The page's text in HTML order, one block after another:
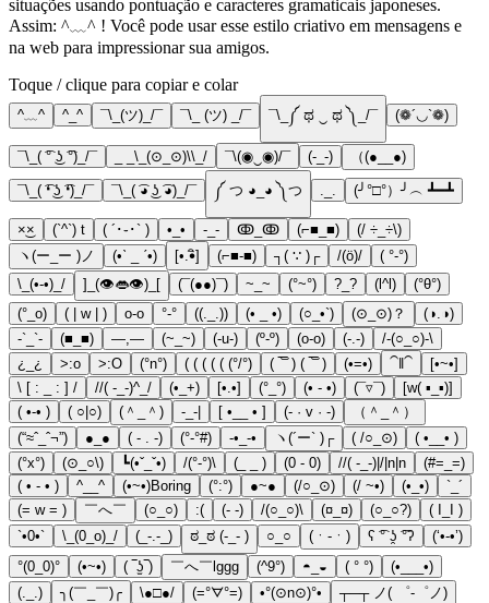
situações usando pontuação e caracteres gramaticais japoneses.
Assim: ^﹏^ ! Você pode usar esse estilo criativo em mensagens e
na web para impressionar sua amigos.
Toque / clique para copiar e colar
^﹏^ ^_^ ¯\_(ツ)_/¯ ¯\_ (ツ) _/¯ ¯\_༼ ಥ ‿ ಥ ༽_/¯ (❁´◡`❁)
¯\_( ͡° ͜ʖ ͡°)_/¯ _ _\_(⊙_⊙)\\_/ ¯\(◉‿◉)/¯ (-_-) （(●__●)
¯\_( ͡❛ ͜ʖ ͡❛)_/¯ ¯\_( ͡◕ ͜ʖ ͡◕)_/¯ ༼ つ ◕_◕ ༽つ ._. (╯°□°）╯︵ ┻━┻
×͜× (`^`) t ( ´･֊･` ) •_• -_- ↂ_ↂ (⌐■_■)
(/ ÷_÷\)
ヽ(ー_ー )ノ
(•ˋ _ ˊ•) [•.•ิ] (⌐■-■) ┐( ∵ )┌ /(ö)/
( °-°)
\_(•-•)_/
]_(👁👄👁)_[ (¯(●●)¯) ~_~ (°~°) ?_? (l^l)
(°θ°)
(°_o)
( | w | ) o-o °-° ((._.)) (• _ •) (○_•`) (⊙_⊙)？
(◑.◑)
-`_`-
(■_■) —,— (~_~) (-u-) (º-º) (o-o) (-.-)
/-(○_○)-\
¿_¿
>:o >:O (°n°) ( ( ( ( ( (°/°) ( ‾᷅‾᷄ ) ( ‾᷅‾᷄ ) (•=•) ⁀‖⁀
[•~•]
\ [ : _ : ] /
//( -_-)^_/ (•_+) [•.•] (°_°) (• - •) (¯▿¯)
[w( ▪_▪)]
( •-• )
( ○|○) (＾_＾) -_-| [ •__ • ] (- · v · -)
（＾_＾）
(“≈ˆ_ˆ¬”)
●_● ( - . -) (°-°#) -•_-• ヽ(´ー` )┌ ( /○_⊙)
( •__• )
(°x°)
(⊙_○\) ┗(•ˇ_ˇ•) /(°-°)\ (_ _ ) (0 - 0) //( -_-)|/|n|n
(#=_=)
( • - • )
^__^ (•~•)Boring (°:°) ●~● (/○_⊙) (/ ~•) (•_•)
`_´
(= w = )
￣へ￣ (○_○) :( (- -) /(○_○)\ (¤_¤) (○_○?)
( І_І )
`•0•`
\_(0_o)_/ (_-.-_) ಠ_ಠ (-_- ) ○_○ (ㆍ-ㆍ) ʕ ͡° ʖ̯ ͡°ʔ
(‘•-•’)
°(0_0)°
(•~•) ( ‾ʖ̫‾) ￣へ￣lggg (^9°) ◓_◒ ( ° °)
(•___•)
(._.)
╮(￣_￣)╭ \●□●/ (=°ᗊ°=) •°(⊙n⊙)°•
┬─┬ ノ( ゜-゜ノ)